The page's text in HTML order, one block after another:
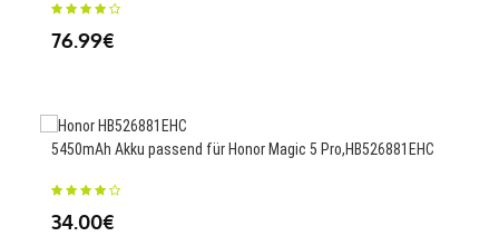
76.99€
5450mAh Akku passend für Honor Magic 5 Pro,HB526881EHC
34.00€